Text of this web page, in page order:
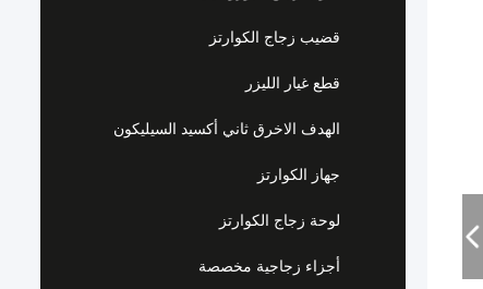
قضيب زجاج الكوارتز
قطع غيار الليزر
الهدف الاخرق ثاني أكسيد السيليكون
جهاز الكوارتز
لوحة زجاج الكوارتز
أجزاء زجاجية مخصصة